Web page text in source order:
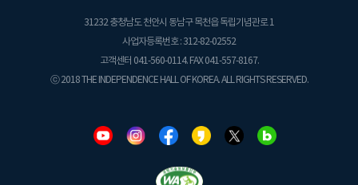
31232 충청남도 천안시 동남구 목천읍 독립기념관로 1
사업자등록번호 : 312-82-02552
고객센터 041-560-0114. FAX 041-557-8167.
ⓒ 2018 THE INDEPENDENCE HALL OF KOREA. ALL RIGHTS RESERVED.